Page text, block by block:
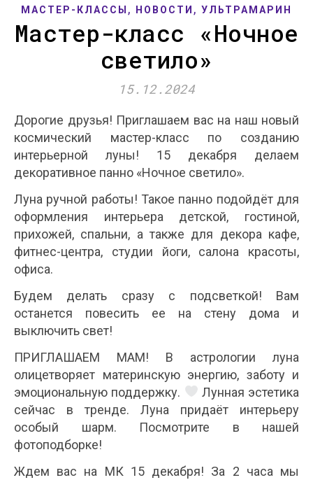
МАСТЕР-КЛАССЫ , НОВОСТИ , УЛЬТРАМАРИН
Мастер-класс «Ночное
светило»
15.12.2024
Дорогие друзья! Приглашаем вас на наш новый
космический мастер-класс по созданию
интерьерной луны! 15 декабря делаем
декоративное панно «Ночное светило».
Луна ручной работы! Такое панно подойдёт для
оформления интерьера детской, гостиной,
прихожей, спальни, а также для декора кафе,
фитнес-центра, студии йоги, салона красоты,
офиса.
Будем делать сразу с подсветкой! Вам
останется повесить ее на стену дома и
выключить свет!
ПРИГЛАШАЕМ МАМ! В астрологии луна
олицетворяет материнскую энергию, заботу и
эмоциональную поддержку.
Лунная эстетика
сейчас в тренде. Луна придаёт интерьеру
особый шарм. Посмотрите в нашей
фотоподборке!
Ждем вас на МК 15 декабря! За 2 часа мы